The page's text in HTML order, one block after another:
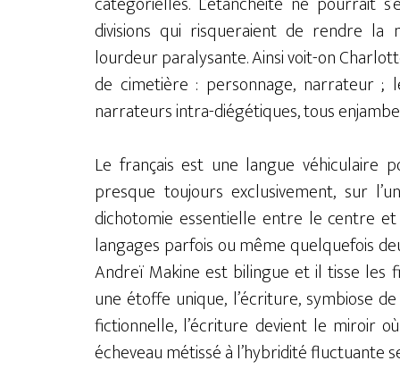
divisions qui risqueraient de rendre la
lourdeur paralysante. Ainsi voit-on
de cimetière : personnage, narrateur
narrateurs intra-diégétiques, tous
Le français est une langue véhiculaire
presque toujours exclusivement, sur
dichotomie essentielle entre le centre
langages parfois ou même quelquefois
Andreï Makine est bilingue et il tisse les
une étoffe unique, l’écriture, symbiose
fictionnelle, l’écriture devient le miroir
écheveau métissé à l’hybridité fluctuante